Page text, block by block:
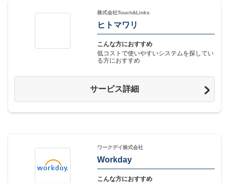
株式会社Touch&Links
ヒトマワリ
こんな方におすすめ
低コストで使いやすいシステムを探してい
る方におすすめ
サービス詳細
ワークデイ株式会社
Workday
こんな方におすすめ